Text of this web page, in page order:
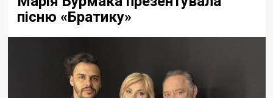
пісню «Братику»